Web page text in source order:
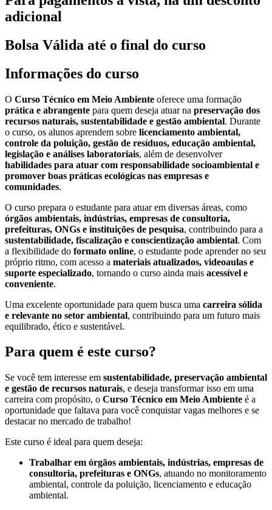
adicional
Bolsa Válida até o final do curso
Informações do curso
O Curso Técnico em Meio Ambiente oferece uma formação
prática e abrangente para quem deseja atuar na preservação dos
recursos naturais, sustentabilidade e gestão ambiental. Durante
o curso, os alunos aprendem sobre licenciamento ambiental,
controle da poluição, gestão de resíduos, educação ambiental,
legislação e análises laboratoriais, além de desenvolver
habilidades para atuar com responsabilidade socioambiental e
promover boas práticas ecológicas nas empresas e
comunidades.
O curso prepara o estudante para atuar em diversas áreas, como
órgãos ambientais, indústrias, empresas de consultoria,
prefeituras, ONGs e instituições de pesquisa, contribuindo para a
sustentabilidade, fiscalização e conscientização ambiental. Com
a flexibilidade do formato online, o estudante pode aprender no seu
próprio ritmo, com acesso a materiais atualizados, videoaulas e
suporte especializado, tornando o curso ainda mais acessível e
conveniente.
Uma excelente oportunidade para quem busca uma carreira sólida
e relevante no setor ambiental, contribuindo para um futuro mais
equilibrado, ético e sustentável.
Para quem é este curso?
Se você tem interesse em sustentabilidade, preservação ambiental
e gestão de recursos naturais, e deseja transformar isso em uma
carreira com propósito, o Curso Técnico em Meio Ambiente é a
oportunidade que faltava para você conquistar vagas melhores e se
destacar no mercado de trabalho!
Este curso é ideal para quem deseja:
Trabalhar em órgãos ambientais, indústrias, empresas de
consultoria, prefeituras e ONGs, atuando no monitoramento
ambiental, controle da poluição, licenciamento e educação
ambiental.